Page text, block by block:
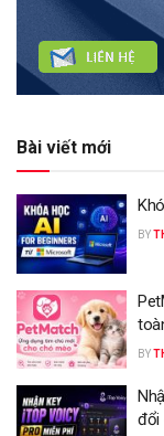
Bài viết mới
BY
BY
đổi